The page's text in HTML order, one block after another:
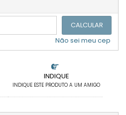
INDIQUE
INDIQUE ESTE PRODUTO A UM AMIGO
CALCULAR
Não sei meu cep